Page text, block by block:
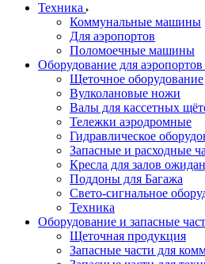
Техника
Коммунальные машины
Для аэропортов
Поломоечные машины
Оборудование для аэропортов
Щеточное оборудование
Вулколановые ножи
Валы для кассетных
Тележки аэродромные
Гидравлическое
Запасные и расходные
Кресла для залов
Поддоны для Багажа
Свето-сигнальное
Техника
Оборудование и запасные
Щеточная продукция
Запасные части для